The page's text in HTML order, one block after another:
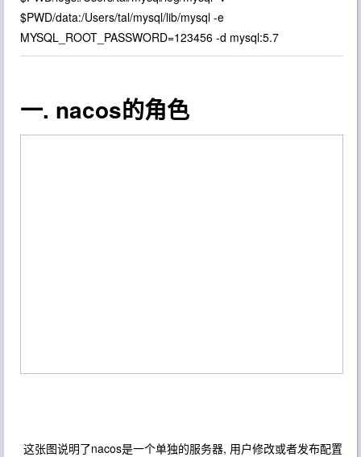
$PWD/data:/Users/tal/mysql/lib/mysql -e
MYSQL_ROOT_PASSWORD=123456 -d mysql:5.7
一. nacos的角色
这张图说明了nacos是一个单独的服务器, 用户修改或者发布配置